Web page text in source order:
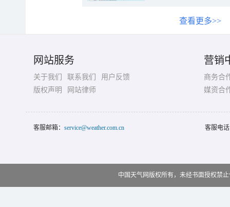
查看更多>>
网站服务
关于我们 联系我们
用户反馈
版权声明
网站律师
营销
商务合
媒资合
客服邮箱： service@weather.com.cn 客服电
中国天气网版权所有，未经书面授权